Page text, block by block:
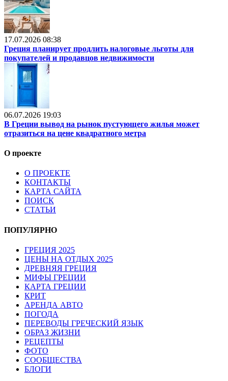
17.07.2026 08:38
Греция планирует продлить налоговые льготы для
покупателей и продавцов недвижимости
06.07.2026 19:03
В Греции вывод на рынок пустующего жилья может
отразиться на цене квадратного метра
О проекте
О ПРОЕКТЕ
КОНТАКТЫ
КАРТА САЙТА
ПОИСК
СТАТЬИ
ПОПУЛЯРНО
ГРЕЦИЯ 2025
ЦЕНЫ НА ОТДЫХ 2025
ДРЕВНЯЯ ГРЕЦИЯ
МИФЫ ГРЕЦИИ
КАРТА ГРЕЦИИ
КРИТ
АРЕНДА АВТО
ПОГОДА
ПЕРЕВОДЫ ГРЕЧЕСКИЙ ЯЗЫК
ОБРАЗ ЖИЗНИ
РЕЦЕПТЫ
ФОТО
СООБЩЕСТВА
БЛОГИ